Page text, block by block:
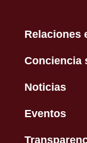
Relaciones
Conciencia
Noticias
Eventos